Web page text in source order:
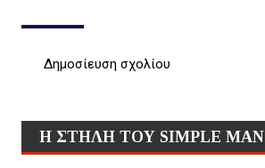
Δημοσίευση σχολίου
Η ΣΤΗΛΗ ΤΟΥ SIMPLE MAN